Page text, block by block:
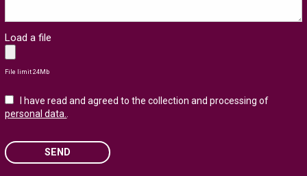
Load a file
File limit 24Mb
I have read and agreed to the collection and processing of
personal data..
SEND